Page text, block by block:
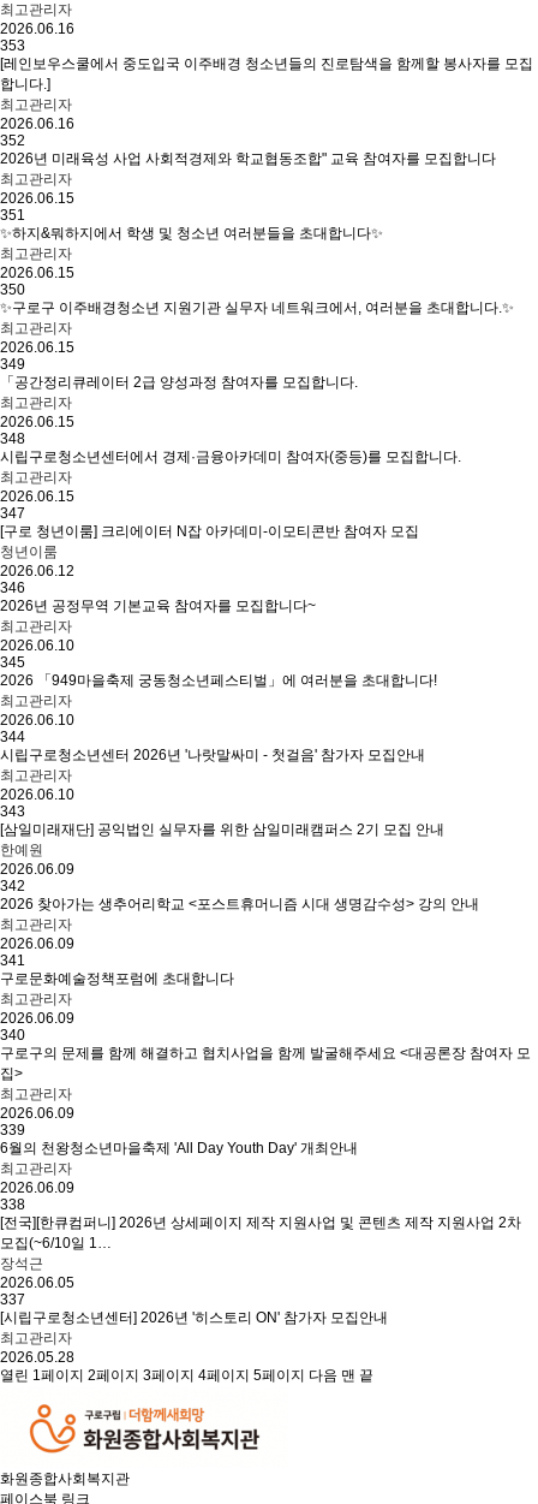
최고관리자
2026.06.16
353
[레인보우스쿨에서 중도입국 이주배경 청소년들의 진로탐색을 함께할 봉사자를 모집
합니다.]
최고관리자
2026.06.16
352
2026년 미래육성 사업 사회적경제와 학교협동조합" 교육 참여자를 모집합니다
최고관리자
2026.06.15
351
✨하지&뭐하지에서 학생 및 청소년 여러분들을 초대합니다✨
최고관리자
2026.06.15
350
✨구로구 이주배경청소년 지원기관 실무자 네트워크에서, 여러분을 초대합니다.✨
최고관리자
2026.06.15
349
「공간정리큐레이터 2급 양성과정 참여자를 모집합니다.
최고관리자
2026.06.15
348
시립구로청소년센터에서 경제·금융아카데미 참여자(중등)를 모집합니다.
최고관리자
2026.06.15
347
[구로 청년이룸] 크리에이터 N잡 아카데미-이모티콘반 참여자 모집
청년이룸
2026.06.12
346
2026년 공정무역 기본교육 참여자를 모집합니다~
최고관리자
2026.06.10
345
2026 「949마을축제 궁동청소년페스티벌」에 여러분을 초대합니다!
최고관리자
2026.06.10
344
시립구로청소년센터 2026년 '나랏말싸미 - 첫걸음' 참가자 모집안내
최고관리자
2026.06.10
343
[삼일미래재단] 공익법인 실무자를 위한 삼일미래캠퍼스 2기 모집 안내
한예원
2026.06.09
342
2026 찾아가는 생추어리학교 <포스트휴머니즘 시대 생명감수성> 강의 안내
최고관리자
2026.06.09
341
구로문화예술정책포럼에 초대합니다
최고관리자
2026.06.09
340
구로구의 문제를 함께 해결하고 협치사업을 함께 발굴해주세요 <대공론장 참여자 모
집>
최고관리자
2026.06.09
339
6월의 천왕청소년마을축제 'All Day Youth Day' 개최안내
최고관리자
2026.06.09
338
[전국][한큐컴퍼니] 2026년 상세페이지 제작 지원사업 및 콘텐츠 제작 지원사업 2차
모집(~6/10일 1…
장석근
2026.06.05
337
[시립구로청소년센터] 2026년 '히스토리 ON' 참가자 모집안내
최고관리자
2026.05.28
열린 1페이지 2페이지 3페이지 4페이지 5페이지 다음 맨 끝
화원종합사회복지관
페이스북 링크